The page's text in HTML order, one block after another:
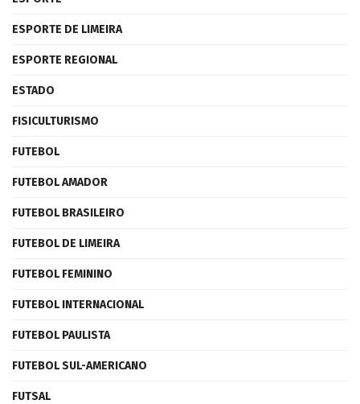
ESPORTE DE LIMEIRA
ESPORTE REGIONAL
ESTADO
FISICULTURISMO
FUTEBOL
FUTEBOL AMADOR
FUTEBOL BRASILEIRO
FUTEBOL DE LIMEIRA
FUTEBOL FEMININO
FUTEBOL INTERNACIONAL
FUTEBOL PAULISTA
FUTEBOL SUL-AMERICANO
FUTSAL